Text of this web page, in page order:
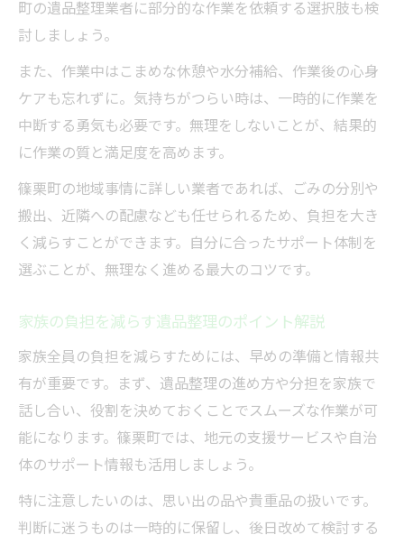
町の遺品整理業者に部分的な作業を依頼する選択肢も検
討しましょう。
また、作業中はこまめな休憩や水分補給、作業後の心身
ケアも忘れずに。気持ちがつらい時は、一時的に作業を
中断する勇気も必要です。無理をしないことが、結果的
に作業の質と満足度を高めます。
篠栗町の地域事情に詳しい業者であれば、ごみの分別や
搬出、近隣への配慮なども任せられるため、負担を大き
く減らすことができます。自分に合ったサポート体制を
選ぶことが、無理なく進める最大のコツです。
家族の負担を減らす遺品整理のポイント解説
家族全員の負担を減らすためには、早めの準備と情報共
有が重要です。まず、遺品整理の進め方や分担を家族で
話し合い、役割を決めておくことでスムーズな作業が可
能になります。篠栗町では、地元の支援サービスや自治
体のサポート情報も活用しましょう。
特に注意したいのは、思い出の品や貴重品の扱いです。
判断に迷うものは一時的に保留し、後日改めて検討する